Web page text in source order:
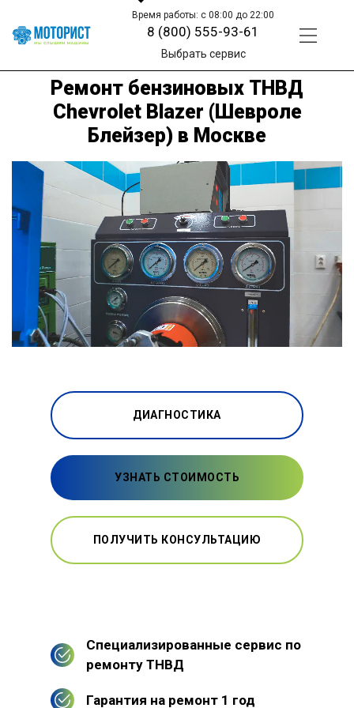
Время работы: с 08:00 до 22:00
8 (800) 555-93-61
Выбрать сервис
Ремонт бензиновых ТНВД
Chevrolet Blazer (Шевроле
Блейзер) в Москве
ДИАГНОСТИКА
УЗНАТЬ СТОИМОСТЬ
ПОЛУЧИТЬ КОНСУЛЬТАЦИЮ
Специализированные сервис по
ремонту ТНВД
Гарантия на ремонт 1 год